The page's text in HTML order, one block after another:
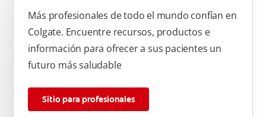
Más profesionales de todo el mundo confían en
Colgate. Encuentre recursos, productos e
información para ofrecer a sus pacientes un
futuro más saludable
Sitio para profesionales